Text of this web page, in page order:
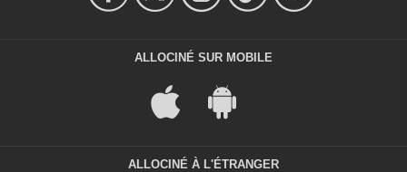
ALLOCINÉ SUR MOBILE
ALLOCINÉ À L'ÉTRANGER